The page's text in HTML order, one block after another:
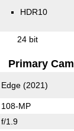
HDR10
24 bit
Primary
Edge (2021)
108-MP
f/1.9